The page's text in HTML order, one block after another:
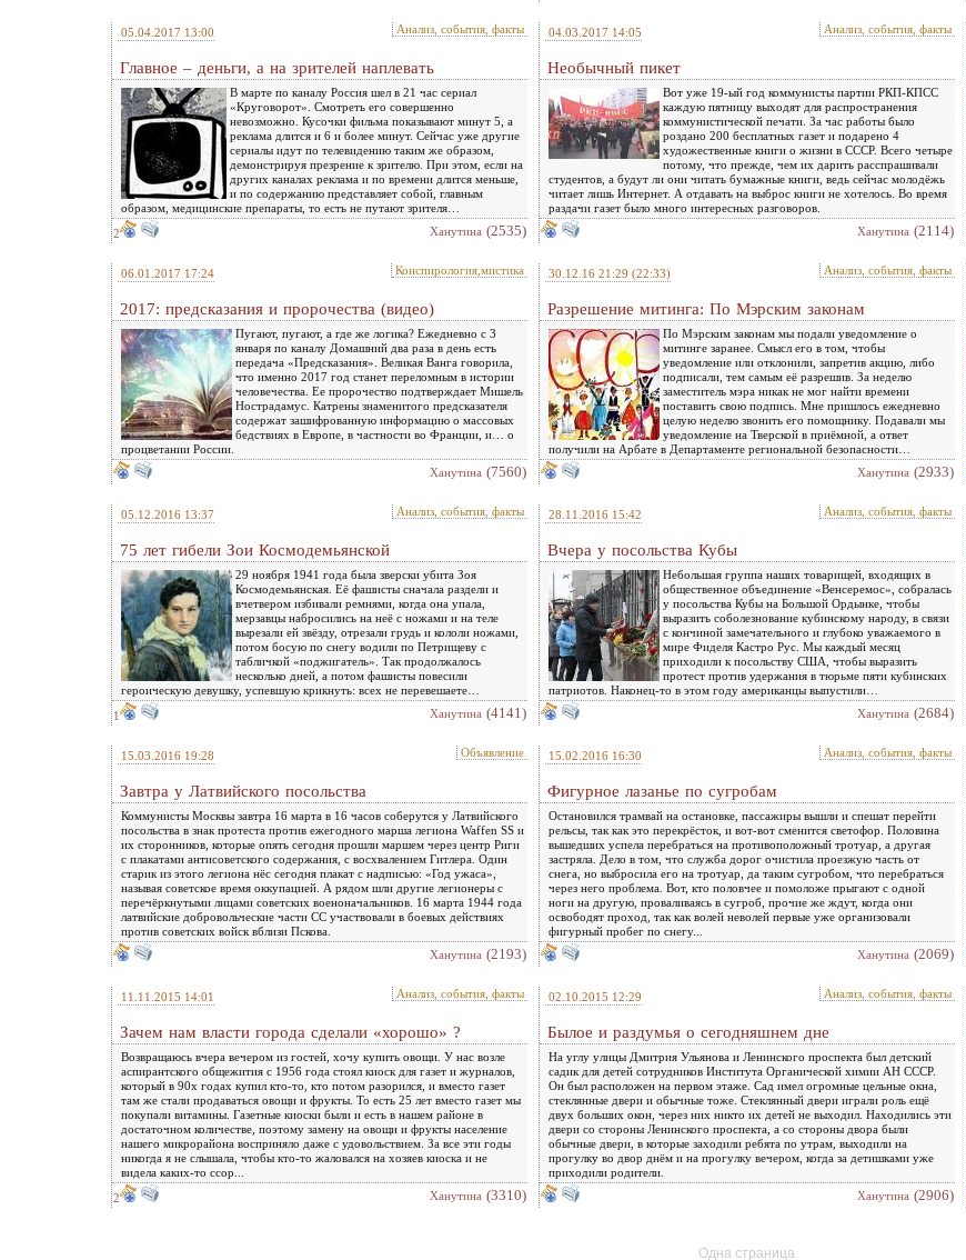
05.04.2017 13:00 Анализ, события, факты
Главное – деньги, а на зрителей наплевать
В марте по каналу Россия шел в 21 час сериал
«Круговорот». Смотреть его совершенно
невозможно. Кусочки фильма показывают минут 5, а
реклама длится и 6 и более минут. Сейчас уже другие
сериалы идут по телевидению таким же образом,
демонстрируя презрение к зрителю. При этом, если на
других каналах реклама и по времени длится меньше,
и по содержанию представляет собой, главным
образом, медицинские препараты, то есть не путают зрителя…
2
Ханутина (2535)
04.03.2017 14:05 Анализ, события, факты
Необычный пикет
Вот уже 19-ый год коммунисты партии РКП-КПСС
каждую пятницу выходят для распространения
коммунистической печати. За час работы было
роздано 200 бесплатных газет и подарено 4
художественные книги о жизни в СССР. Всего четыре
потому, что прежде, чем их дарить расспрашивали
студентов, а будут ли они читать бумажные книги, ведь сейчас молодёжь
читает лишь Интернет. А отдавать на выброс книги не хотелось. Во время
раздачи газет было много интересных разговоров.
Ханутина (2114)
06.01.2017 17:24 Конспирология,мистика
2017: предсказания и пророчества (видео)
Пугают, пугают, а где же логика? Ежедневно с 3
января по каналу Домашний два раза в день есть
передача «Предсказания». Великая Ванга говорила,
что именно 2017 год станет переломным в истории
человечества. Ее пророчество подтверждает Мишель
Нострадамус. Катрены знаменитого предсказателя
содержат зашифрованную информацию о массовых
бедствиях в Европе, в частности во Франции, и… о
процветании России.
Ханутина (7560)
30.12.16 21:29 (22:33) Анализ, события, факты
Разрешение митинга: По Мэрским законам
По Мэрским законам мы подали уведомление о
митинге заранее. Смысл его в том, чтобы
уведомление или отклонили, запретив акцию, либо
подписали, тем самым её разрешив. За неделю
заместитель мэра никак не мог найти времени
поставить свою подпись. Мне пришлось ежедневно
целую неделю звонить его помощнику. Подавали мы
уведомление на Тверской в приёмной, а ответ
получили на Арбате в Департаменте региональной безопасности…
Ханутина (2933)
05.12.2016 13:37 Анализ, события, факты
75 лет гибели Зои Космодемьянской
29 ноября 1941 года была зверски убита Зоя
Космодемьянская. Её фашисты сначала раздели и
вчетвером избивали ремнями, когда она упала,
мерзавцы набросились на неё с ножами и на теле
вырезали ей звёзду, отрезали грудь и кололи ножами,
потом босую по снегу водили по Петрищеву с
табличкой «поджигатель». Так продолжалось
несколько дней, а потом фашисты повесили
героическую девушку, успевшую крикнуть: всех не перевешаете…
1
Ханутина (4141)
28.11.2016 15:42 Анализ, события, факты
Вчера у посольства Кубы
Небольшая группа наших товарищей, входящих в
общественное объединение «Венсеремос», собралась
у посольства Кубы на Большой Ордынке, чтобы
выразить соболезнование кубинскому народу, в связи
с кончиной замечательного и глубоко уважаемого в
мире Фиделя Кастро Рус. Мы каждый месяц
приходили к посольству США, чтобы выразить
протест против удержания в тюрьме пяти кубинских
патриотов. Наконец-то в этом году американцы выпустили…
Ханутина (2684)
15.03.2016 19:28 Объявление
Завтра у Латвийского посольства
Коммунисты Москвы завтра 16 марта в 16 часов соберутся у Латвийского
посольства в знак протеста против ежегодного марша легиона Waffen SS и
их сторонников, которые опять сегодня прошли маршем через центр Риги
с плакатами антисоветского содержания, с восхвалением Гитлера. Один
старик из этого легиона нёс сегодня плакат с надписью: «Год ужаса»,
называя советское время оккупацией. А рядом шли другие легионеры с
перечёркнутыми лицами советских военоначальников. 16 марта 1944 года
латвийские добровольческие части СС участвовали в боевых действиях
против советских войск вблизи Пскова.
Ханутина (2193)
15.02.2016 16:30 Анализ, события, факты
Фигурное лазанье по сугробам
Остановился трамвай на остановке, пассажиры вышли и спешат перейти
рельсы, так как это перекрёсток, и вот-вот сменится светофор. Половина
вышедших успела перебраться на противоположный тротуар, а другая
застряла. Дело в том, что служба дорог очистила проезжую часть от
снега, но выбросила его на тротуар, да таким сугробом, что перебраться
через него проблема. Вот, кто половчее и помоложе прыгают с одной
ноги на другую, проваливаясь в сугроб, прочие же ждут, когда они
освободят проход, так как волей неволей первые уже организовали
фигурный пробег по снегу...
Ханутина (2069)
11.11.2015 14:01 Анализ, события, факты
Зачем нам власти города сделали «хорошо» ?
Возвращаюсь вчера вечером из гостей, хочу купить овощи. У нас возле
аспирантского общежития с 1956 года стоял киоск для газет и журналов,
который в 90х годах купил кто-то, кто потом разорился, и вместо газет
там же стали продаваться овощи и фрукты. То есть 25 лет вместо газет мы
покупали витамины. Газетные киоски были и есть в нашем районе в
достаточном количестве, поэтому замену на овощи и фрукты население
нашего микрорайона восприняло даже с удовольствием. За все эти годы
никогда я не слышала, чтобы кто-то жаловался на хозяев киоска и не
видела каких-то ссор...
2
Ханутина (3310)
02.10.2015 12:29 Анализ, события, факты
Былое и раздумья о сегодняшнем дне
На углу улицы Дмитрия Ульянова и Ленинского проспекта был детский
садик для детей сотрудников Института Органической химии АН СССР.
Он был расположен на первом этаже. Сад имел огромные цельные окна,
стеклянные двери и обычные тоже. Стеклянный двери играли роль ещё
двух больших окон, через них никто их детей не выходил. Находились эти
двери со стороны Ленинского проспекта, а со стороны двора были
обычные двери, в которые заходили ребята по утрам, выходили на
прогулку во двор днём и на прогулку вечером, когда за детишками уже
приходили родители.
Ханутина (2906)
Одна страница